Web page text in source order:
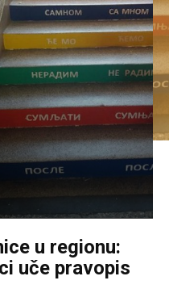
u regionu:
uče pravopis